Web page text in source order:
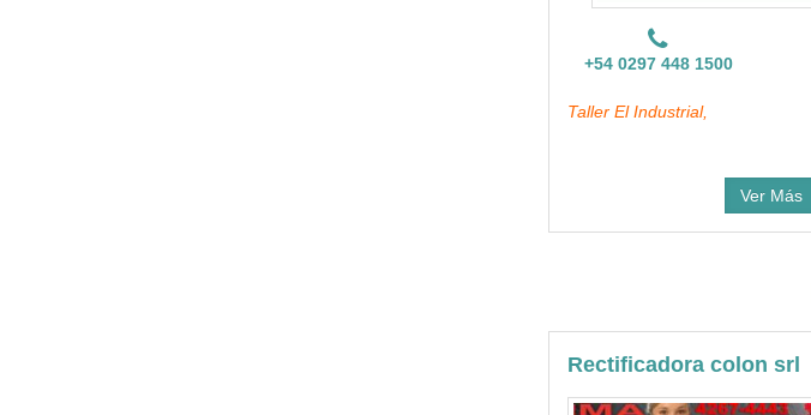
+54 0297 448 1500
Taller El Industrial,
Ver Más
Rectificadora colon srl